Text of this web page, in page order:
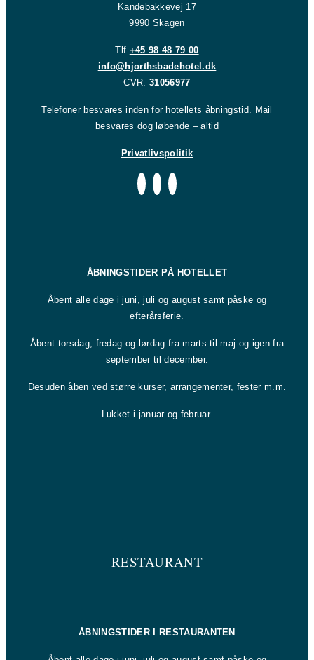
Kandebakkevej 17
9990 Skagen
Tlf +45 98 48 79 00
info@hjorthsbadehotel.dk
CVR:31056977
Telefoner besvares inden for hotellets åbningstid. Mail
besvares dog løbende – altid
Privatlivspolitik
ÅBNINGSTIDER PÅ HOTELLET
Åbent alle dage i juni, juli og august samt påske og
efterårsferie.
Åbent torsdag, fredag og lørdag fra marts til maj og igen fra
september til december.
Desuden åben ved større kurser, arrangementer, fester m.m.
Lukket i januar og februar.
RESTAURANT
ÅBNINGSTIDER I RESTAURANTEN